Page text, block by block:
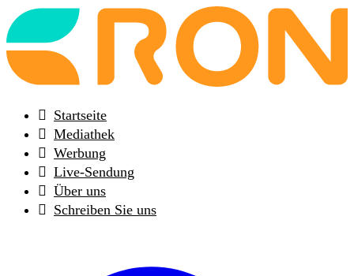
Back
to
frontpage
Startseite
Mediathek
Werbung
Live-Sendung
Über uns
Schreiben Sie uns